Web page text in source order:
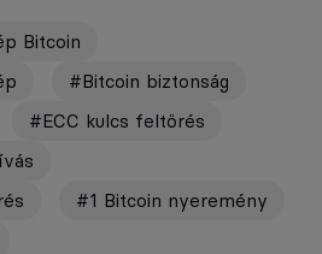
Bitcoin
#Bitcoin biztonság
#ECC kulcs feltörés
#1 Bitcoin nyeremény